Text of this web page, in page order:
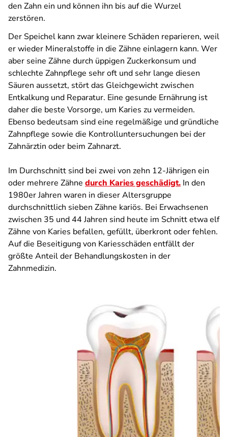
den Zahn ein und können ihn bis auf die Wurzel
zerstören.
Der Speichel kann zwar kleinere Schäden reparieren, weil
er wieder Mineralstoffe in die Zähne einlagern kann. Wer
aber seine Zähne durch üppigen Zuckerkonsum und
schlechte Zahnpflege sehr oft und sehr lange diesen
Säuren aussetzt, stört das Gleichgewicht zwischen
Entkalkung und Reparatur. Eine gesunde Ernährung ist
daher die beste Vorsorge, um Karies zu vermeiden.
Ebenso bedeutsam sind eine regelmäßige und gründliche
Zahnpflege sowie die Kontrolluntersuchungen bei der
Zahnärztin oder beim Zahnarzt.
Im Durchschnitt sind bei zwei von zehn 12-Jährigen ein
oder mehrere Zähne durch Karies geschädigt. In den
1980er Jahren waren in dieser Altersgruppe
durchschnittlich sieben Zähne kariös. Bei Erwachsenen
zwischen 35 und 44 Jahren sind heute im Schnitt etwa elf
Zähne von Karies befallen, gefüllt, überkront oder fehlen.
Auf die Beseitigung von Kariesschäden entfällt der
größte Anteil der Behandlungskosten in der
Zahnmedizin.